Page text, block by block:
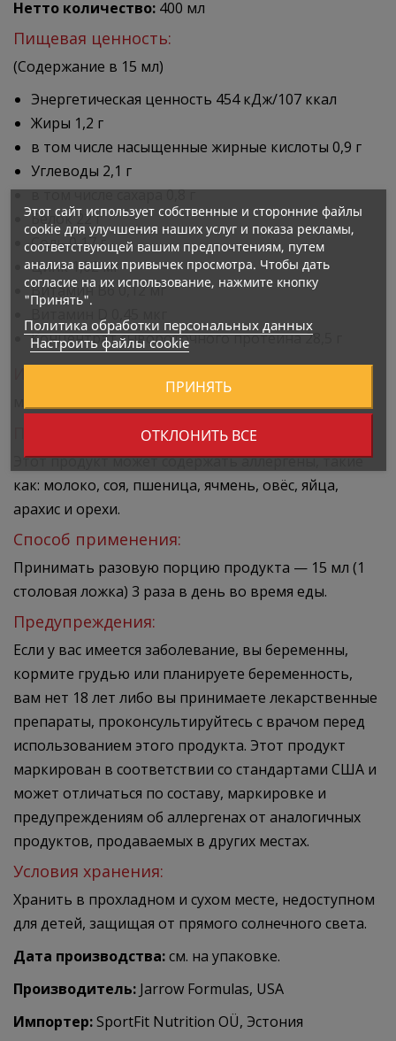
Нетто количество: 400 мл
Пищевая ценность:
(Содержание в 15 мл)
Энергетическая ценность 454 кДж/107 ккал
Жиры 1,2 г
в том числе насыщенные жирные кислоты 0,9 г
Углеводы 2,1 г
в том числе сахара 0,8 г
Белок 22 г
Соль 0,17 г
Цинк 1,02 мг
Витамин B6 0,12 мг
Концентрат сывороточного протеина 28,5 г
Предупреждение об аллергенах:
Этот продукт может содержать аллергены, такие
как: молоко, соя, пшеница, ячмень, овёс, яйца,
арахис и орехи.
Способ применения:
Принимать разовую порцию продукта — 15 мл (1
столовая ложка) 3 раза в день во время еды.
Предупреждения:
Если у вас имеется заболевание, вы беременны,
кормите грудью или планируете беременность,
вам нет 18 лет либо вы принимаете лекарственные
препараты, проконсультируйтесь с врачом перед
использованием этого продукта. Этот продукт
маркирован в соответствии со стандартами США и
может отличаться по составу, маркировке и
предупреждениям об аллергенах от аналогичных
продуктов, продаваемых в других местах.
Условия хранения:
Хранить в прохладном и сухом месте, недоступном
для детей, защищая от прямого солнечного света.
Дата производства:см. на упаковке.
Производитель: Jarrow Formulas, USA
Импортер:SportFit Nutrition OÜ, Эстония
Этот сайт использует собственные и сторонние файлы
cookie для улучшения наших услуг и показа рекламы,
соответствующей вашим предпочтениям, путем
анализа ваших привычек просмотра. Чтобы дать
согласие на их использование, нажмите кнопку
"Принять".
Политика обработки персональных данных
Настроить файлы cookie
ОТКЛОНИТЬ ВСЕ
ПРИНЯТЬ